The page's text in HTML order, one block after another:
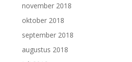
november 2018
oktober 2018
september 2018
augustus 2018